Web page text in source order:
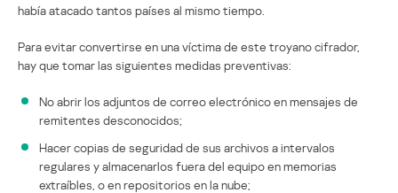
había atacado tantos países al mismo tiempo.
Para evitar convertirse en una víctima de este troyano cifrador,
hay que tomar las siguientes medidas preventivas:
No abrir los adjuntos de correo electrónico en mensajes de
remitentes desconocidos;
Hacer copias de seguridad de sus archivos a intervalos
regulares y almacenarlos fuera del equipo en memorias
extraíbles, o en repositorios en la nube;